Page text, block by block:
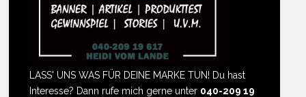
LASS' UNS WAS FÜR DEINE MARKE TUN! Du hast
Interesse? Dann rufe mich gerne unter 040-209 19